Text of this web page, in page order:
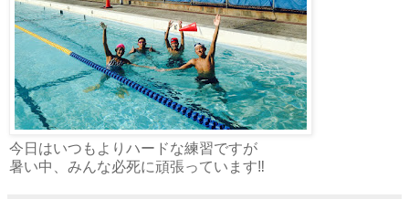
今日はいつもよりハードな練習ですが
暑い中、みんな必死に頑張っています‼︎